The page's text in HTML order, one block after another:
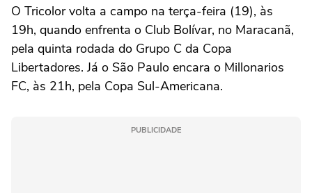
O Tricolor volta a campo na terça-feira (19), às
19h, quando enfrenta o Club Bolívar, no Maracanã,
pela quinta rodada do Grupo C da Copa
Libertadores. Já o São Paulo encara o Millonarios
FC, às 21h, pela Copa Sul-Americana.
PUBLICIDADE